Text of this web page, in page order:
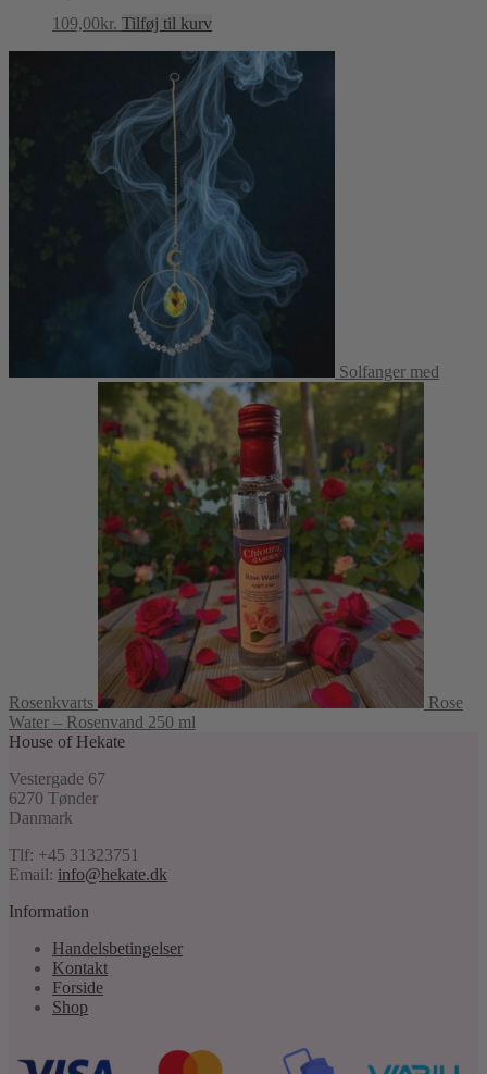
109,00kr. Tilføj til kurv
Solfanger med
Rosenkvarts
Rose
Water – Rosenvand 250 ml
House of Hekate
Vestergade 67
6270 Tønder
Danmark
Tlf: +45 31323751
Email: info@hekate.dk
Information
Handelsbetingelser
Kontakt
Forside
Shop